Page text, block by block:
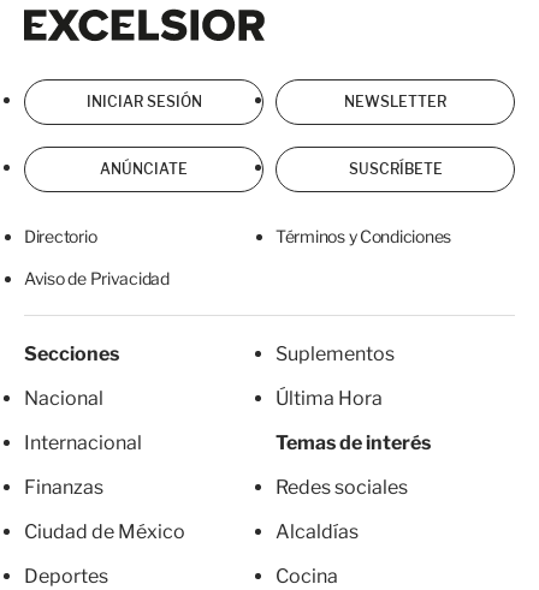
INICIAR SESIÓN NEWSLETTER
ANÚNCIATE SUSCRÍBETE
Directorio Términos y Condiciones
Aviso de Privacidad
Secciones
Nacional
Internacional
Finanzas
Ciudad de México
Deportes
Suplementos
Última Hora
Temas de interés
Redes sociales
Alcaldías
Cocina